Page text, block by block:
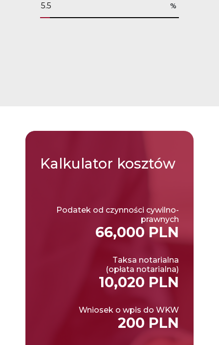
%
Kalkulator kosztów
Podatek od czynności cywilno-
prawnych
66,000 PLN
Taksa notarialna
(opłata notarialna)
10,020 PLN
Wniosek o wpis do WKW
200 PLN